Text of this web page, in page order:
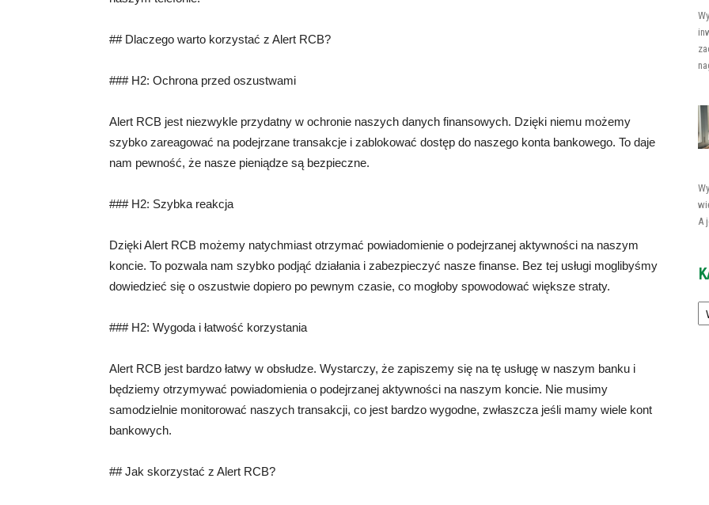
## Dlaczego warto korzystać z Alert RCB?
### H2: Ochrona przed oszustwami
Alert RCB jest niezwykle przydatny w ochronie naszych danych finansowych. Dzięki niemu możemy
szybko zareagować na podejrzane transakcje i zablokować dostęp do naszego konta bankowego. To daje
nam pewność, że nasze pieniądze są bezpieczne.
### H2: Szybka reakcja
Dzięki Alert RCB możemy natychmiast otrzymać powiadomienie o podejrzanej aktywności na naszym
koncie. To pozwala nam szybko podjąć działania i zabezpieczyć nasze finanse. Bez tej usługi moglibyśmy
dowiedzieć się o oszustwie dopiero po pewnym czasie, co mogłoby spowodować większe straty.
### H2: Wygoda i łatwość korzystania
Alert RCB jest bardzo łatwy w obsłudze. Wystarczy, że zapiszemy się na tę usługę w naszym banku i
będziemy otrzymywać powiadomienia o podejrzanej aktywności na naszym koncie. Nie musimy
samodzielnie monitorować naszych transakcji, co jest bardzo wygodne, zwłaszcza jeśli mamy wiele kont
bankowych.
## Jak skorzystać z Alert RCB?
A